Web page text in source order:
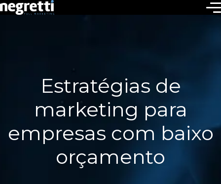
Estratégias de
marketing para
empresas com baixo
orçamento